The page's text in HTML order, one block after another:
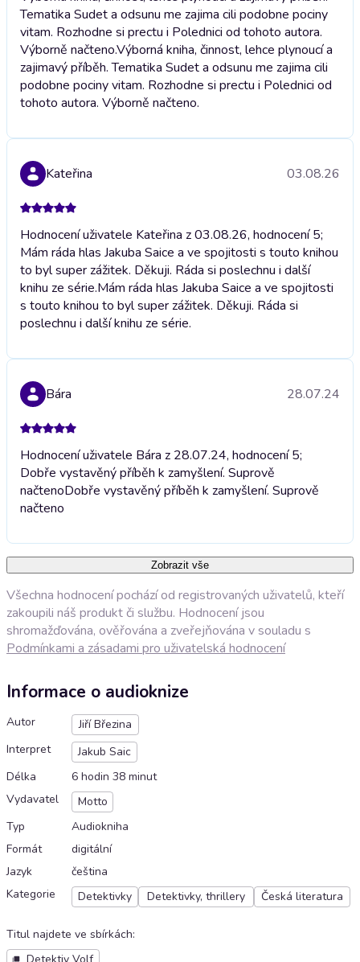
Tematika Sudet a odsunu me zajima cili podobne pociny
vitam. Rozhodne si prectu i Polednici od tohoto autora.
Výborně načteno.Výborná kniha, činnost, lehce plynoucí a
zajimavý příběh. Tematika Sudet a odsunu me zajima cili
podobne pociny vitam. Rozhodne si prectu i Polednici od
tohoto autora. Výborně načteno.
Kateřina 03.08.26
Hodnocení uživatele Kateřina z 03.08.26, hodnocení 5;
Mám ráda hlas Jakuba Saice a ve spojitosti s touto knihou
to byl super zážitek. Děkuji. Ráda si poslechnu i další
knihu ze série.Mám ráda hlas Jakuba Saice a ve spojitosti
s touto knihou to byl super zážitek. Děkuji. Ráda si
poslechnu i další knihu ze série.
Bára 28.07.24
Hodnocení uživatele Bára z 28.07.24, hodnocení 5;
Dobře vystavěný příběh k zamyšlení. Suprově
načtenoDobře vystavěný příběh k zamyšlení. Suprově
načteno
Zobrazit vše
Všechna hodnocení pochází od registrovaných uživatelů, kteří
zakoupili náš produkt či službu. Hodnocení jsou
shromažďována, ověřována a zveřejňována v souladu s
Podmínkami a zásadami pro uživatelská hodnocení
Informace o audioknize
Autor
Jiří Březina
Interpret
Jakub Saic
Délka
6 hodin 38 minut
Vydavatel
Motto
Typ
Audiokniha
Formát
digitální
Jazyk
čeština
Kategorie
Detektivky Detektivky, thrillery Česká literatura
Titul najdete ve sbírkách: